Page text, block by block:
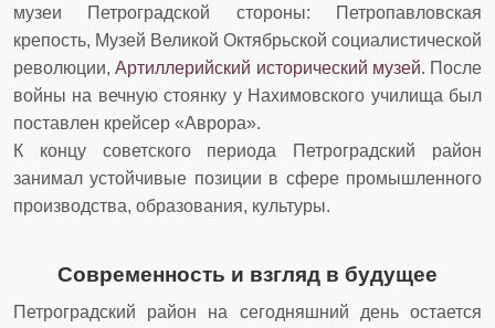
музеи Петроградской стороны: Петропавловская
крепость, Музей Великой Октябрьской социалистической
революции,Артиллерийский исторический музей. После
войны на вечную стоянку у Нахимовского училища был
поставлен крейсер «Аврора».
К концу советского периода Петроградский район
занимал устойчивые позиции в сфере промышленного
производства, образования, культуры.
Современность и взгляд в будущее
Петроградский район на сегодняшний день остается